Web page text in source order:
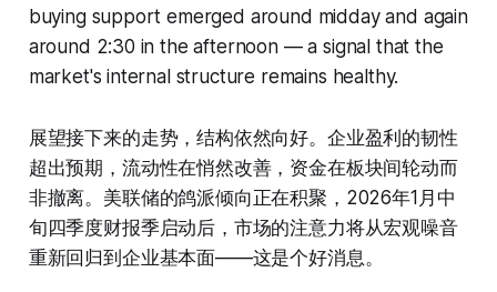
buying support emerged around midday and again
around 2:30 in the afternoon — a signal that the
market's internal structure remains healthy.
展望接下来的走势，结构依然向好。企业盈利的韧性
超出预期，流动性在悄然改善，资金在板块间轮动而
非撤离。美联储的鸽派倾向正在积聚，2026年1月中
旬四季度财报季启动后，市场的注意力将从宏观噪音
重新回归到企业基本面——这是个好消息。